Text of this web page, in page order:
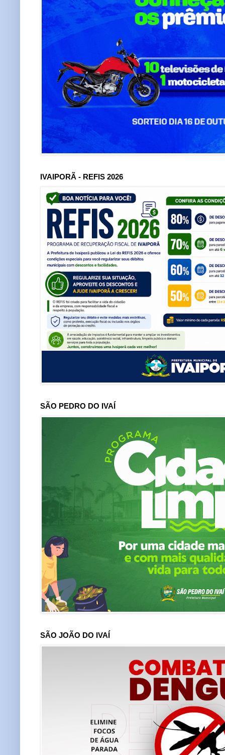
IVAIPORÃ - REFIS 2026
SÃO PEDRO DO IVAÍ
SÃO JOÃO DO IVAÍ